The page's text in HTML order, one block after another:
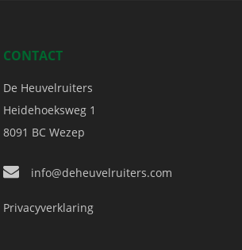
CONTACT
De Heuvelruiters
Heidehoeksweg 1
8091 BC Wezep
info@deheuvelruiters.com
Privacyverklaring